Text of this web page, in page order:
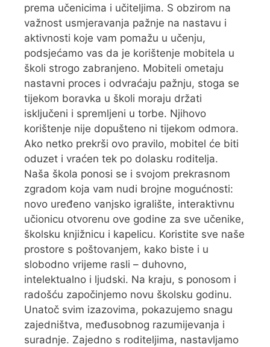
prema učenicima i učiteljima. S obzirom na
važnost usmjeravanja pažnje na nastavu i
aktivnosti koje vam pomažu u učenju,
podsjećamo vas da je korištenje mobitela u
školi strogo zabranjeno. Mobiteli ometaju
nastavni proces i odvraćaju pažnju, stoga se
tijekom boravka u školi moraju držati
isključeni i spremljeni u torbe. Njihovo
korištenje nije dopušteno ni tijekom odmora.
Ako netko prekrši ovo pravilo, mobitel će biti
oduzet i vraćen tek po dolasku roditelja.
Naša škola ponosi se i svojom prekrasnom
zgradom koja vam nudi brojne mogućnosti:
novo uređeno vanjsko igralište, interaktivnu
učionicu otvorenu ove godine za sve učenike,
školsku knjižnicu i kapelicu. Koristite sve naše
prostore s poštovanjem, kako biste i u
slobodno vrijeme rasli – duhovno,
intelektualno i ljudski. Na kraju, s ponosom i
radošću započinjemo novu školsku godinu.
Unatoč svim izazovima, pokazujemo snagu
zajedništva, međusobnog razumijevanja i
suradnje. Zajedno s roditeljima, nastavljamo